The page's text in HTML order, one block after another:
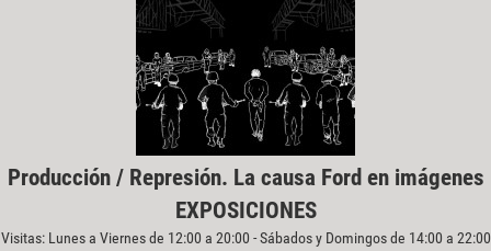
Producción / Represión. La causa Ford en imágenes
EXPOSICIONES
Visitas: Lunes a Viernes de 12:00 a 20:00 - Sábados y Domingos de 14:00 a 22:00